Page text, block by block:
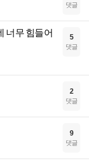
댓글
너무 힘들어
5
댓글
2
댓글
9
댓글